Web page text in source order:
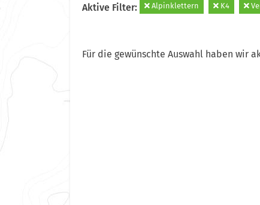
Aktive Filter: Alpinklettern K4
Für die gewünschte Auswahl haben wir